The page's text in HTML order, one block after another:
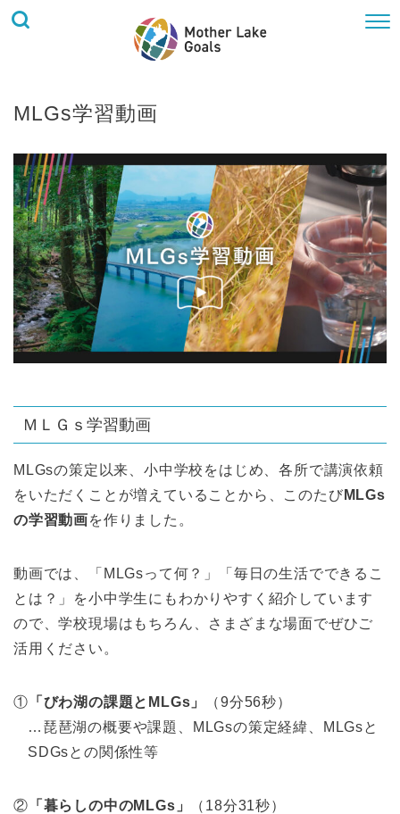
MLGs学習動画
ＭＬＧｓ学習動画
MLGsの策定以来、小中学校をはじめ、各所で講演依頼
をいただくことが増えていることから、このたび MLGs
の学習動画を作りました。
動画では、「MLGsって何？」「毎日の生活でできるこ
とは？」を小中学生にもわかりやすく紹介しています
ので、学校現場はもちろん、さまざまな場面でぜひご
活用ください。
① 「びわ湖の課題とMLGs」
（9分56秒）
…琵琶湖の概要や課題、MLGsの策定経緯、MLGsと
SDGsとの関係性等
② 「暮らしの中のMLGs」
（18分31秒）